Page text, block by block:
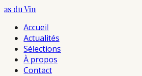
as duVin
Accueil
Actualités
Sélections
À propos
Contact